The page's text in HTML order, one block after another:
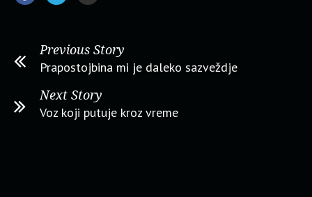
Previous Story
Prapostojbina mi je daleko sazveždje
Next Story
Voz koji putuje kroz vreme